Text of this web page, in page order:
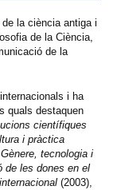
la ciència antiga i
de la Ciència,
de la
i ha
quals destaquen
científiques
i pràctica
tecnologia i
de les dones en el
(2003),